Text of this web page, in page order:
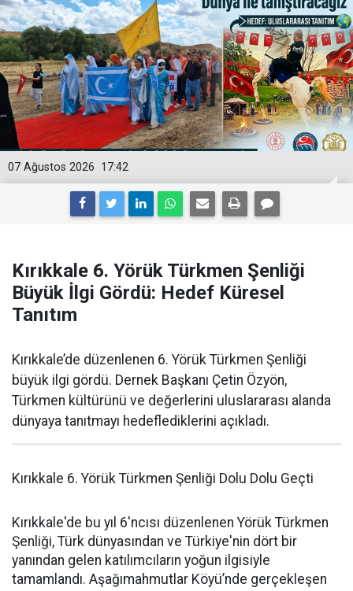
17:42
07 Ağustos 2026
Kırıkkale 6. Yörük Türkmen Şenliği
Büyük İlgi Gördü: Hedef Küresel
Tanıtım
Kırıkkale’de düzenlenen 6. Yörük Türkmen Şenliği
büyük ilgi gördü. Dernek Başkanı Çetin Özyön,
Türkmen kültürünü ve değerlerini uluslararası alanda
dünyaya tanıtmayı hedeflediklerini açıkladı.
Kırıkkale 6. Yörük Türkmen Şenliği Dolu Dolu Geçti
Kırıkkale'de bu yıl 6'ncısı düzenlenen Yörük Türkmen
Şenliği, Türk dünyasından ve Türkiye'nin dört bir
yanından gelen katılımcıların yoğun ilgisiyle
tamamlandı. Aşağımahmutlar Köyü’nde gerçekleşen